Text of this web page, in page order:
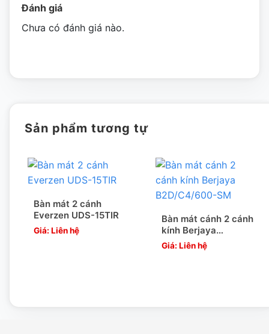
Máy chạy êm, bền bỉ và tiết kiệm năng lượng.
Đánh giá
Chưa có đánh giá nào.
Sản phẩm tương tự
Bàn mát 2 cánh
Everzen UDS-15TIR
Giá: Liên hệ
Bàn mát cánh 2 cánh
kính Berjaya
B2D/C4/600-SM
Giá: Liên hệ